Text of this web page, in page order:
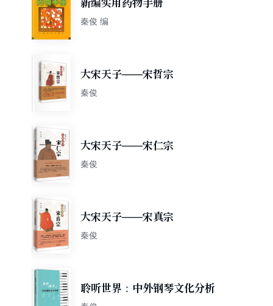
新编实用药物手册
秦俊 编
大宋天子——宋哲宗
秦俊
大宋天子——宋仁宗
秦俊
大宋天子——宋真宗
秦俊
聆听世界：中外钢琴文化分析